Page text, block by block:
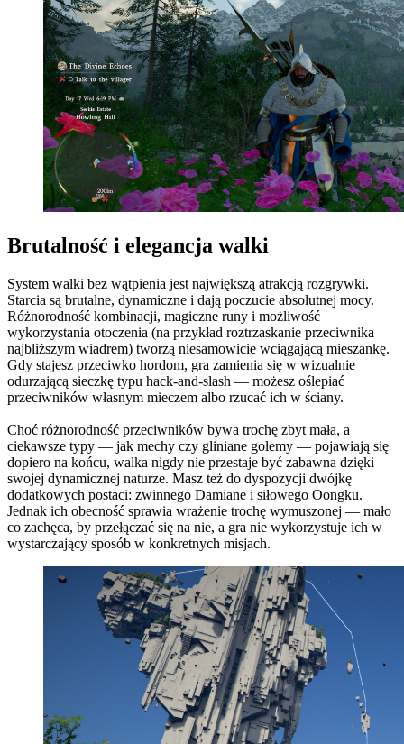
Brutalność i elegancja walki
System walki bez wątpienia jest największą atrakcją rozgrywki.
Starcia są brutalne, dynamiczne i dają poczucie absolutnej mocy.
Różnorodność kombinacji, magiczne runy i możliwość
wykorzystania otoczenia (na przykład roztrzaskanie przeciwnika
najbliższym wiadrem) tworzą niesamowicie wciągającą mieszankę.
Gdy stajesz przeciwko hordom, gra zamienia się w wizualnie
odurzającą sieczkę typu hack-and-slash — możesz oślepiać
przeciwników własnym mieczem albo rzucać ich w ściany.
Choć różnorodność przeciwników bywa trochę zbyt mała, a
ciekawsze typy — jak mechy czy gliniane golemy — pojawiają się
dopiero na końcu, walka nigdy nie przestaje być zabawna dzięki
swojej dynamicznej naturze. Masz też do dyspozycji dwójkę
dodatkowych postaci: zwinnego Damiane i siłowego Oongku.
Jednak ich obecność sprawia wrażenie trochę wymuszonej — mało
co zachęca, by przełączać się na nie, a gra nie wykorzystuje ich w
wystarczający sposób w konkretnych misjach.